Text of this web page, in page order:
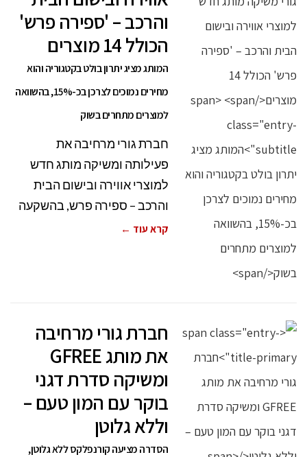
והרכב – 'ספירה פרש'
הכולל 14 מוצרים
המותג מציג יתרון בולט בקטגוריה והוא
מחירים נמוכים לצרכן בכ-15%, בהשוואה
למוצרים מתחרים בשוק
חברת גורי מרחיבה את
פעילותה ומשיקה מותג חדש
למוצרי אווירה ובישום הבית
והרכב – ספירה פרש, בהשקעה
קרא עוד ←
חברת גורי מרחיבה
את מותג GFREE
ומשיקה סדרת דגני
בוקר עם המון טעם –
וללא גלוטן
הסדרה מציעה קורנפלקס ללא גלוטן,